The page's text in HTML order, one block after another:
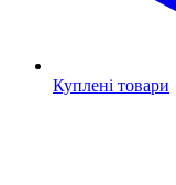
Куплені товари